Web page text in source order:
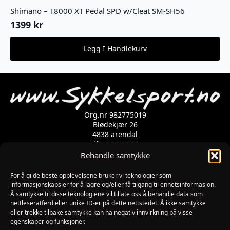
Behandle samtykke
For å gi de beste opplevelsene bruker vi teknologier som
informasjonskapsler for å lagre og/eller få tilgang til enhetsinformasjon.
Å samtykke til disse teknologiene vil tillate oss å behandle data som
nettleseratferd eller unike ID-er på dette nettstedet. Å ikke samtykke
eller trekke tilbake samtykke kan ha negativ innvirkning på visse
egenskaper og funksjoner.
Shimano – T8000 XT Pedal SPD w/Cleat SM-SH56
1399 kr
Legg I Handlekurv
Org.nr 982775019
Blødekjær 26
4838 arendal
tlf 37 02 39 60
Kontaktskjema
Åpningstider
MANDAG-FREDAG: 09:00-17:00
LØRDAG: 10:00-15:00
SØNDAG: STENGT